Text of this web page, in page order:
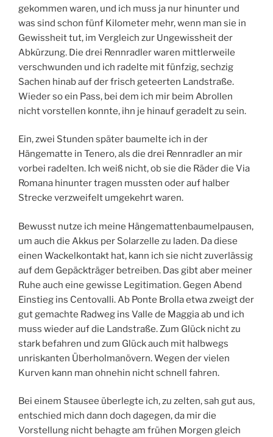
gekommen waren, und ich muss ja nur hinunter und
was sind schon fünf Kilometer mehr, wenn man sie in
Gewissheit tut, im Vergleich zur Ungewissheit der
Abkürzung. Die drei Rennradler waren mittlerweile
verschwunden und ich radelte mit fünfzig, sechzig
Sachen hinab auf der frisch geteerten Landstraße.
Wieder so ein Pass, bei dem ich mir beim Abrollen
nicht vorstellen konnte, ihn je hinauf geradelt zu sein.
Ein, zwei Stunden später baumelte ich in der
Hängematte in Tenero, als die drei Rennradler an mir
vorbei radelten. Ich weiß nicht, ob sie die Räder die Via
Romana hinunter tragen mussten oder auf halber
Strecke verzweifelt umgekehrt waren.
Bewusst nutze ich meine Hängemattenbaumelpausen,
um auch die Akkus per Solarzelle zu laden. Da diese
einen Wackelkontakt hat, kann ich sie nicht zuverlässig
auf dem Gepäckträger betreiben. Das gibt aber meiner
Ruhe auch eine gewisse Legitimation. Gegen Abend
Einstieg ins Centovalli. Ab Ponte Brolla etwa zweigt der
gut gemachte Radweg ins Valle de Maggia ab und ich
muss wieder auf die Landstraße. Zum Glück nicht zu
stark befahren und zum Glück auch mit halbwegs
unriskanten Überholmanövern. Wegen der vielen
Kurven kann man ohnehin nicht schnell fahren.
Bei einem Stausee überlegte ich, zu zelten, sah gut aus,
entschied mich dann doch dagegen, da mir die
Vorstellung nicht behagte am frühen Morgen gleich